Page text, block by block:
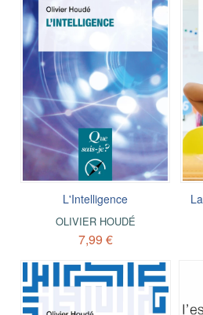
L'Intelligence
OLIVIER HOUDÉ
7,99 €